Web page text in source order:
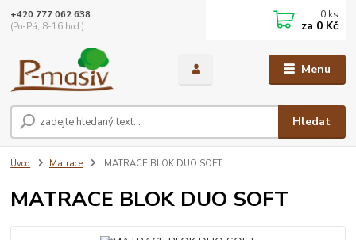
Menu
Hledat
+420 777 062 638
(Po-Pá, 8-16 hod.)
0 ks
za 0 Kč
Úvod Matrace MATRACE BLOK DUO SOFT
MATRACE BLOK DUO SOFT